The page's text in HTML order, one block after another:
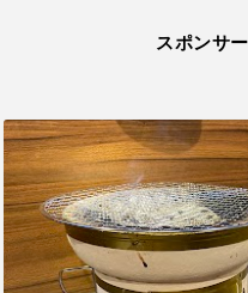
スポンサ